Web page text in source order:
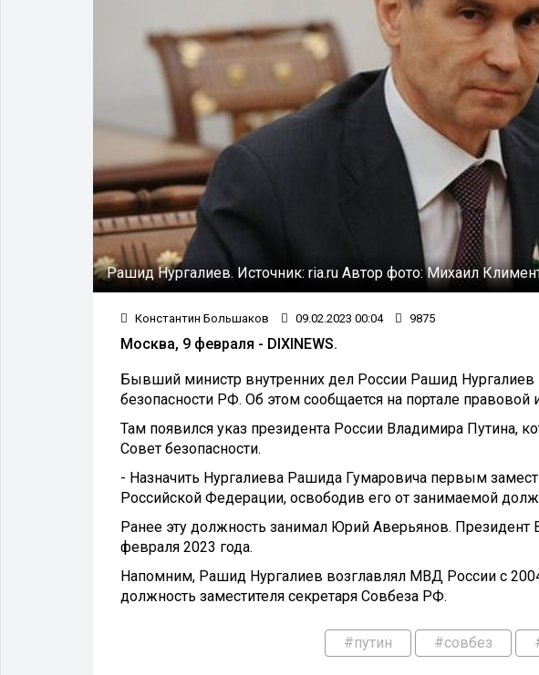
Рашид Нургалиев. Источник: ria.ru Автор фото:Михаил
Константин Большаков 09.02.2023 00:04 9875
Москва, 9 февраля - DIXINEWS.
Бывший министр внутренних дел России Рашид
безопасности РФ. Об этом сообщается на портале правовой
Там появился указ президента России Владимира Путина,
Совет безопасности.
- Назначить Нургалиева Рашида Гумаровича первым
Российской Федерации, освободив его от занимаемой
Ранее эту должность занимал Юрий Аверьянов. Президент
февраля 2023 года.
Напомним, Рашид Нургалиев возглавлял МВД России с
должность заместителя секретаря Совбеза РФ.
#путин #совбез